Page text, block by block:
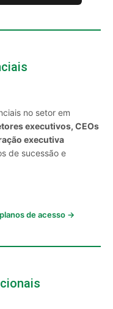
no setor em
executivos, CEOs
executiva
de sucessão e
de acesso →